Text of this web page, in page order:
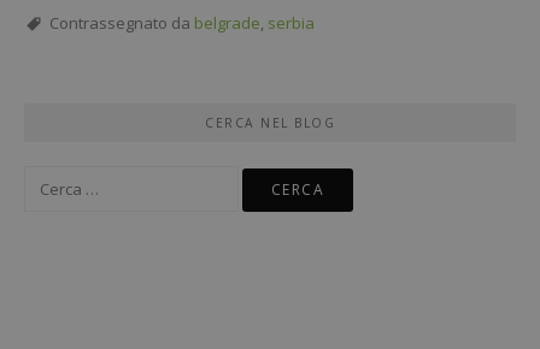
Contrassegnato da belgrade, serbia
CERCA NEL BLOG